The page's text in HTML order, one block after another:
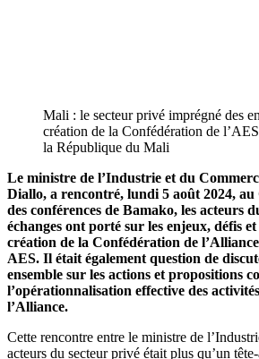
Mali : le secteur privé imprégné des
création de la Confédération de
la République du Mali
Le ministre de l’Industrie et du
Diallo, a rencontré, lundi 5 août 2024,
des conférences de Bamako, les acteurs
échanges ont porté sur les enjeux, défis
création de la Confédération de
AES. Il était également question de
ensemble sur les actions et propositions
l’opérationnalisation effective des
l’Alliance.
Cette rencontre entre le ministre de
acteurs du secteur privé était plus qu’un